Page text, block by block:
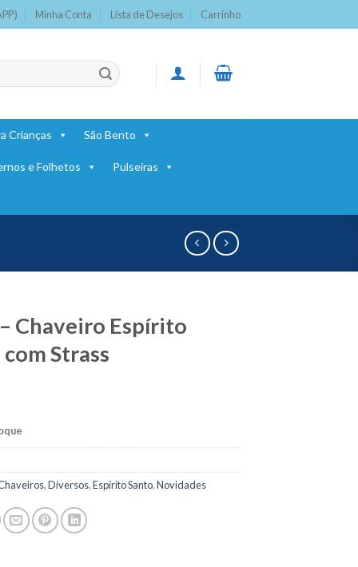
Minha Conta Lista de Desejos Carrinho
Crianças São Bento
e Folhetos Pulseiras
Chaveiro Espírito
Strass
,Diversos,Espírito Santo,Novidades